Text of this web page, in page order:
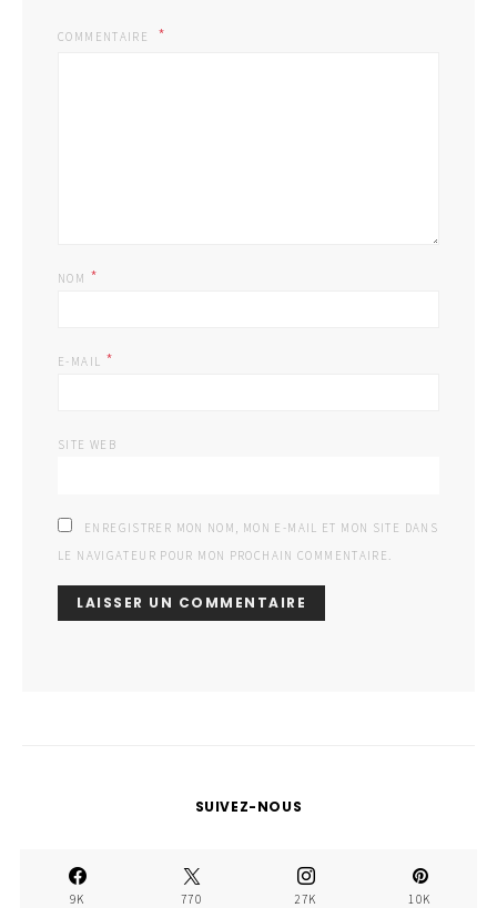
COMMENTAIRE
NOM *
E-MAIL *
SITE WEB
ENREGISTRER MON NOM, MON E-MAIL ET MON SITE DANS
LE NAVIGATEUR POUR MON PROCHAIN COMMENTAIRE.
SUIVEZ-NOUS
9K 770 27K 10K